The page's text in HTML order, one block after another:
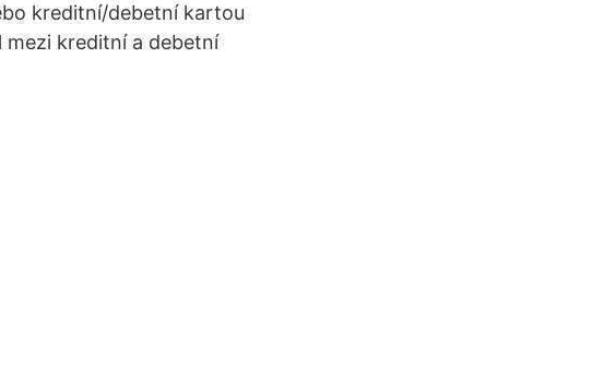
kreditní/debetní kartou
mezi kreditní a debetní